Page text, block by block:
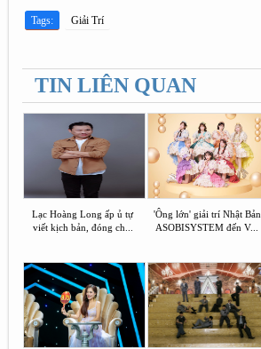
Tags: Giải Trí
TIN LIÊN QUAN
Lạc Hoàng Long ấp ủ tự
viết kịch bản, đóng ch...
'Ông lớn' giải trí Nhật Bản
ASOBISYSTEM đến V...